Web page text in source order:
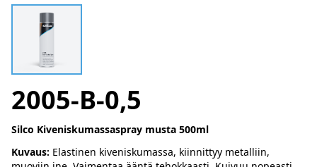
2005-B-0,5
Silco Kiveniskumassaspray musta 500ml
Kuvaus: Elastinen kiveniskumassa, kiinnittyy metalliin,